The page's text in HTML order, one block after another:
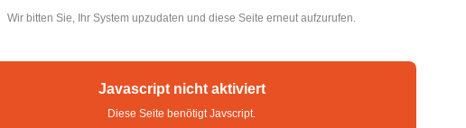
Wir bitten Sie, Ihr System upzudaten und diese Seite erneut aufzurufen.
Javascript nicht aktiviert
Diese Seite benötigt Javscript.